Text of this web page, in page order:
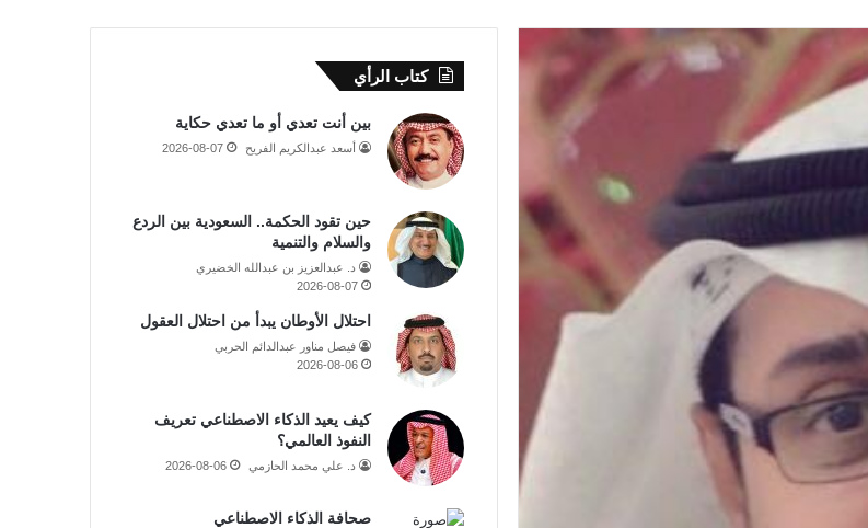
كتاب الرأي
بين أنت تعدي أو ما تعدي حكاية
أسعد عبدالكريم الفريح 2026-08-07
حين تقود الحكمة.. السعودية بين الردع
والسلام والتنمية
د. عبدالعزيز بن عبدالله الخضيري
2026-08-07
احتلال الأوطان يبدأ من احتلال العقول
فيصل مناور عبدالدائم الحربي
2026-08-06
كيف يعيد الذكاء الاصطناعي تعريف
النفوذ العالمي؟
د. علي محمد الحازمي 2026-08-06
صحافة الذكاء الاصطناعي